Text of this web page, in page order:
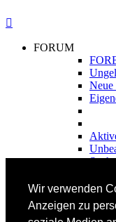
Wir verwenden
Anzeigen zu
FORUM
Neue
FAHRTECHNIK